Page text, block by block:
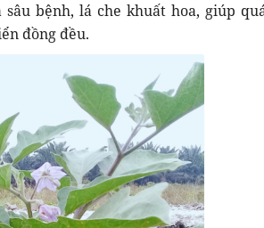
bệnh, lá che khuất hoa, giúp
đồng đều.